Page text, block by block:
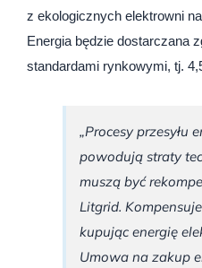
z ekologicznych elektrowni
Energia będzie dostarczana
standardami rynkowymi, tj.
„Procesy przesyłu
powodują straty
muszą być
Litgrid.
kupując energię
Umowa na zakup